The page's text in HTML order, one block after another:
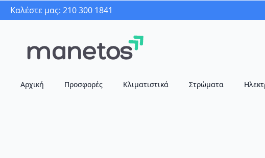
Καλέστε μας: 210 300 1841
Αρχική Προσφορές Κλιματιστικά Στρώματα